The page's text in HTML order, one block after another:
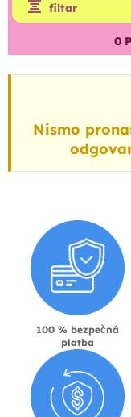
filtar
0
Nismo
100 % bezpečná
platba